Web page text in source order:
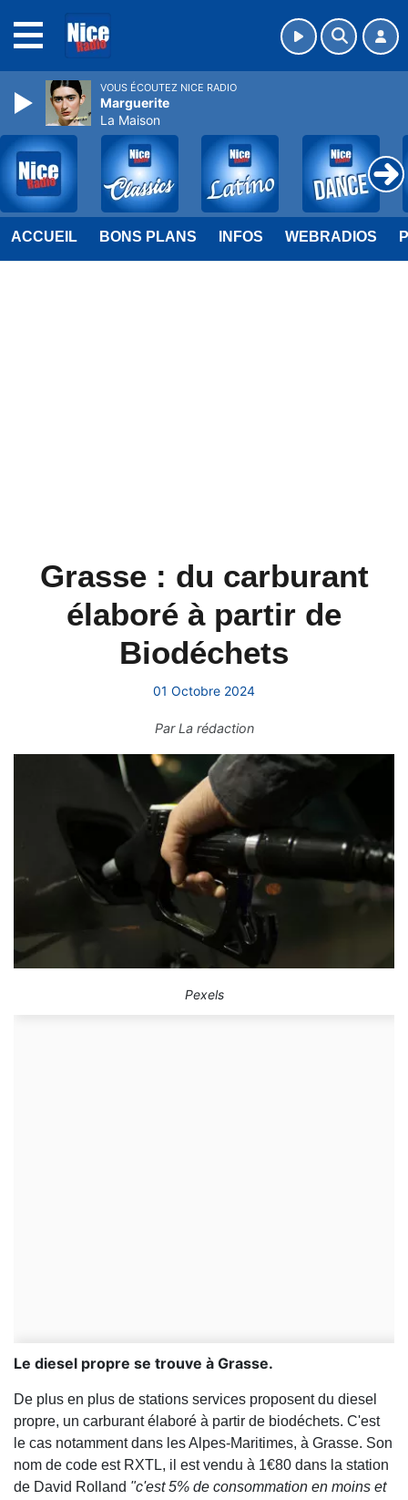
ACCUEIL BONS PLANS INFOS WEBRADIOS
Grasse : du carburant
élaboré à partir de
Biodéchets
01 Octobre 2024
ParLa rédaction
Pexels
Le diesel propre se trouve à Grasse.
De plus en plus de stations services proposent du diesel
propre, un carburant élaboré à partir de biodéchets. C'est
le cas notamment dans les Alpes-Maritimes, à Grasse. Son
nom de code est RXTL, il est vendu à 1€80 dans la station
de David Rolland "c'est 5% de consommation en moins et
VOUS ÉCOUTEZ NICE RADIO
Marguerite
La Maison